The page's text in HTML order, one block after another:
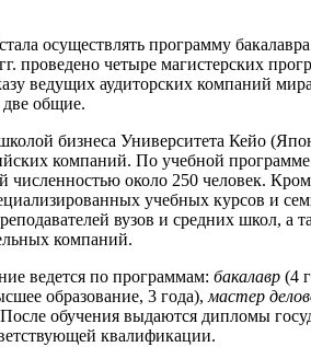
осуществлять программу
проведено четыре магистерских
ведущих аудиторских компаний
общие.
бизнеса Университета Кейо
компаний. По учебной
численностью около 250 человек.
учебных курсов и
вузов и средних школ, а
компаний.
ведется по программам: бакалавр (4
образование, 3 года),мастер
обучения выдаются дипломы
квалификации.